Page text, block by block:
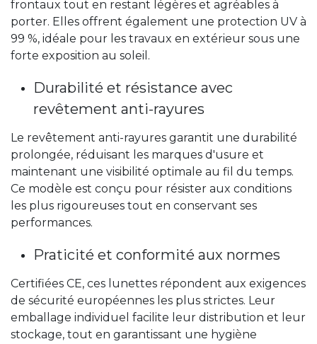
frontaux tout en restant légères et agréables à
porter. Elles offrent également une protection UV à
99 %, idéale pour les travaux en extérieur sous une
forte exposition au soleil.
Durabilité et résistance avec
revêtement anti-rayures
Le revêtement anti-rayures garantit une durabilité
prolongée, réduisant les marques d'usure et
maintenant une visibilité optimale au fil du temps.
Ce modèle est conçu pour résister aux conditions
les plus rigoureuses tout en conservant ses
performances.
Praticité et conformité aux normes
Certifiées CE, ces lunettes répondent aux exigences
de sécurité européennes les plus strictes. Leur
emballage individuel facilite leur distribution et leur
stockage, tout en garantissant une hygiène